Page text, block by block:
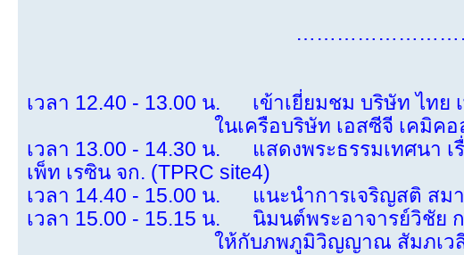
เวลา 12.40 - 13.00 น. เข้าเยี่ยมชม บริษัท ไทย
ในเครือบริษัท เอสซีจี เคมิคอลส์ จำ
เวลา 13.00 - 14.30 น. แสดงพระธรรมเทศนา
เพ็ท เรซิน จก. (TPRC site4)
เวลา 14.40 - 15.00 น. แนะนำการเจริญสติ สม
เวลา 15.00 - 15.15 น. นิมนต์พระอาจารย์วิชัย
ให้กับภพภูมิวิญญาณ สัมภเวสี เจ้าที่